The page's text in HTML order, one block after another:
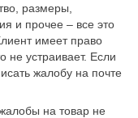
размеры,
и прочее – все это
имеет право
не устраивает. Если
жалобу на почте
на товар не